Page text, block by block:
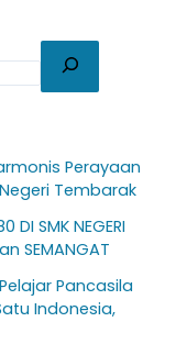
Perayaan
Negeri Tembarak
DI SMK NEGERI
SEMANGAT
Pancasila
Indonesia,